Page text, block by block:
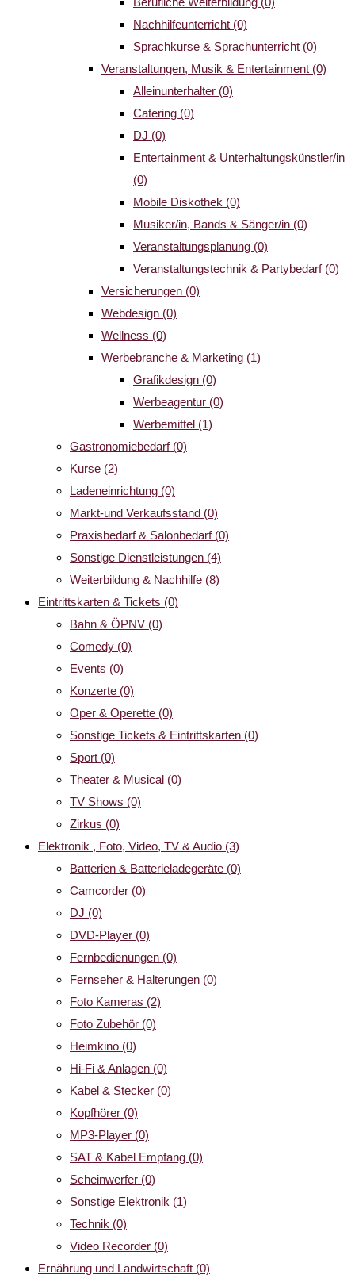
Nachhilfeunterricht (0)
Sprachkurse & Sprachunterricht (0)
Veranstaltungen, Musik & Entertainment (0)
Alleinunterhalter (0)
Catering (0)
DJ (0)
Entertainment & Unterhaltungskünstler/in
(0)
Mobile Diskothek (0)
Musiker/in, Bands & Sänger/in (0)
Veranstaltungsplanung (0)
Veranstaltungstechnik & Partybedarf (0)
Versicherungen (0)
Webdesign (0)
Wellness (0)
Werbebranche & Marketing (1)
Grafikdesign (0)
Werbeagentur (0)
Werbemittel (1)
Gastronomiebedarf (0)
Kurse (2)
Ladeneinrichtung (0)
Markt-und Verkaufsstand (0)
Praxisbedarf & Salonbedarf (0)
Sonstige Dienstleistungen (4)
Weiterbildung & Nachhilfe (8)
Eintrittskarten & Tickets (0)
Bahn & ÖPNV (0)
Comedy (0)
Events (0)
Konzerte (0)
Oper & Operette (0)
Sonstige Tickets & Eintrittskarten (0)
Sport (0)
Theater & Musical (0)
TV Shows (0)
Zirkus (0)
Elektronik , Foto, Video, TV & Audio (3)
Batterien & Batterieladegeräte (0)
Camcorder (0)
DJ (0)
DVD-Player (0)
Fernbedienungen (0)
Fernseher & Halterungen (0)
Foto Kameras (2)
Foto Zubehör (0)
Heimkino (0)
Hi-Fi & Anlagen (0)
Kabel & Stecker (0)
Kopfhörer (0)
MP3-Player (0)
SAT & Kabel Empfang (0)
Scheinwerfer (0)
Sonstige Elektronik (1)
Technik (0)
Video Recorder (0)
Ernährung und Landwirtschaft (0)